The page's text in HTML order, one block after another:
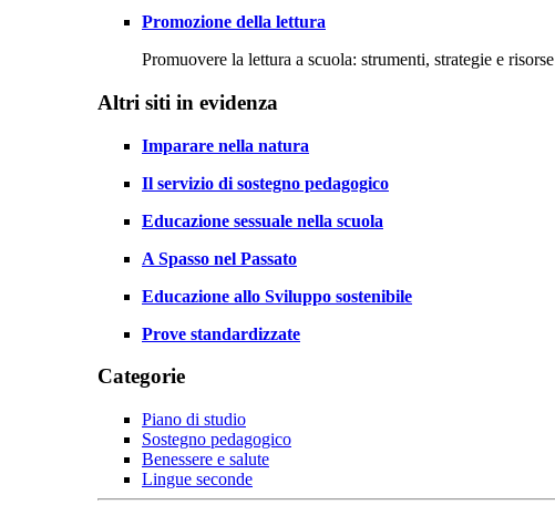
Promozione della lettura
Promuovere la lettura a scuola: strumenti, strategie e risorse
Altri siti in evidenza
Imparare nella natura
Il servizio di sostegno pedagogico
Educazione sessuale nella scuola
A Spasso nel Passato
Educazione allo Sviluppo sostenibile
Prove standardizzate
Categorie
Piano di studio
Sostegno pedagogico
Benessere e salute
Lingue seconde